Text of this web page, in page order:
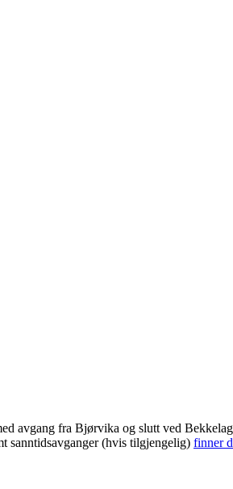
avgang fra Bjørvika og slutt ved
sanntidsavganger (hvis tilgjengelig) finner